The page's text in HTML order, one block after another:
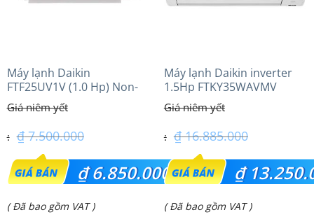
Máy lạnh Daikin
FTF25UV1V (1.0 Hp) Non-
inverter Thái lan
₫7.500.000
Giá
gốc
là:
₫6.850.000
Giá
( Đã bao gồm VAT )
Máy lạnh Daikin inverter
1.5Hp FTKY35WAVMV
₫16.885.000
Giá
gốc
là:
₫
Giá
( Đã bao gồm VAT )